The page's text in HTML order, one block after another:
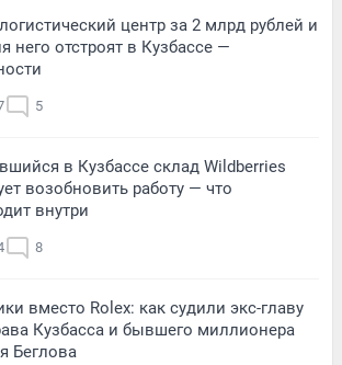
центр за 2 млрд рублей и
него отстроят в Кузбассе —
5
в Кузбассе склад Wildberries
возобновить работу — что
внутри
8
вместо Rolex: как судили экс-главу
Кузбасса и бывшего миллионера
Беглова